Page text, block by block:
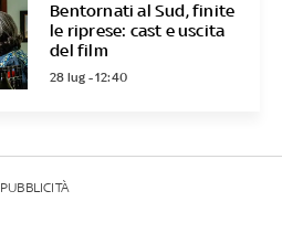
Bentornati al Sud, finite
le riprese: cast e uscita
del film
28 lug - 12:40
PUBBLICITÀ